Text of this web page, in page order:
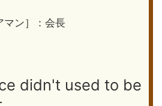
ン］：会長
didn't used to be